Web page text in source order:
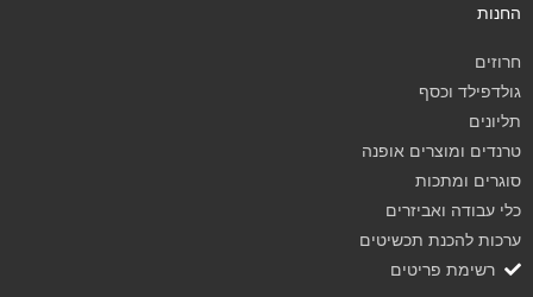
החנות
חרוזים
גולדפילד וכסף
תליונים
טרנדים ומוצרים אופנה
סוגרים ומתכות
כלי עבודה ואביזרים
ערכות להכנת תכשיטים
רשימת פריטים